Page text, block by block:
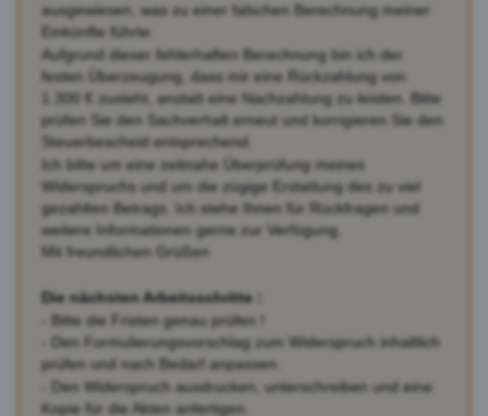
ausgewiesen, was zu einer falschen Berechnung meiner
Einkünfte führte.
Aufgrund dieser fehlerhaften Berechnung bin ich der
festen Überzeugung, dass mir eine Rückzahlung von
1.300 € zusteht, anstatt eine Nachzahlung zu leisten. Bitte
prüfen Sie den Sachverhalt erneut und korrigieren Sie den
Steuerbescheid entsprechend.
Ich bitte um eine zeitnahe Überprüfung meines
Widerspruchs und um die zügige Erstattung des zu viel
gezahlten Betrags. Ich stehe Ihnen für Rückfragen und
weitere Informationen gerne zur Verfügung.
Mit freundlichen Grüßen
Die nächsten Arbeitsschritte :
- Bitte die Fristen genau prüfen !
- Den Formulierungsvorschlag zum Widerspruch inhaltlich
prüfen und nach Bedarf anpassen.
- Den Widerspruch ausdrucken, unterschreiben und eine
Kopie für die Akten anfertigen.